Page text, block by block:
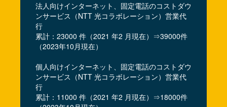
法人向けインターネット、固定電話のコストダウ
ンサービス（NTT 光コラボレーション）営業代
行
累計：23000 件（2021 年2 月現在）⇒39000件
（2023年10月現在）
個人向けインターネット、固定電話のコストダウ
ンサービス（NTT 光コラボレーション）営業代
行
累計：11000 件（2021 年2 月現在）⇒18000件